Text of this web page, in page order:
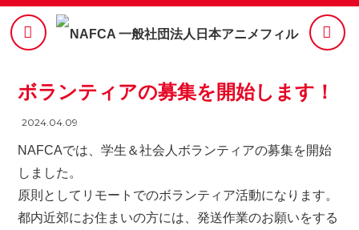
ボランティアの募集を開始します！
2024.04.09
NAFCAでは、学生＆社会人ボランティアの募集を開始
しました。
原則としてリモートでのボランティア活動になります。
都内近郊にお住まいの方には、発送作業のお願いをする